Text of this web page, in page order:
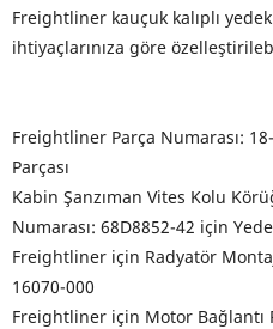
Freightliner kauçuk kalıplı
ihtiyaçlarınıza göre
Freightliner Parça Numarası:
Parçası
Kabin Şanzıman Vites Kolu
Numarası: 68D8852-42 için
Freightliner için Radyatör
16070-000
Freightliner için Motor Bağlantı